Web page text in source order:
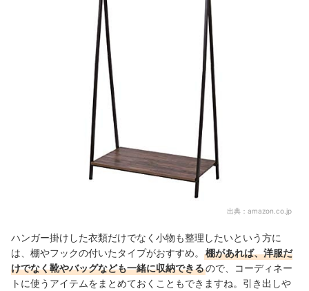
出典： amazon.co.jp
ハンガー掛けした衣類だけでなく小物も整理したいという方に
は、棚やフックの付いたタイプがおすすめ。
棚があれば、洋服だ
けでなく靴やバッグなども一緒に収納できるので、コーディネー
トに使うアイテムをまとめておくこともできますね。引き出しや